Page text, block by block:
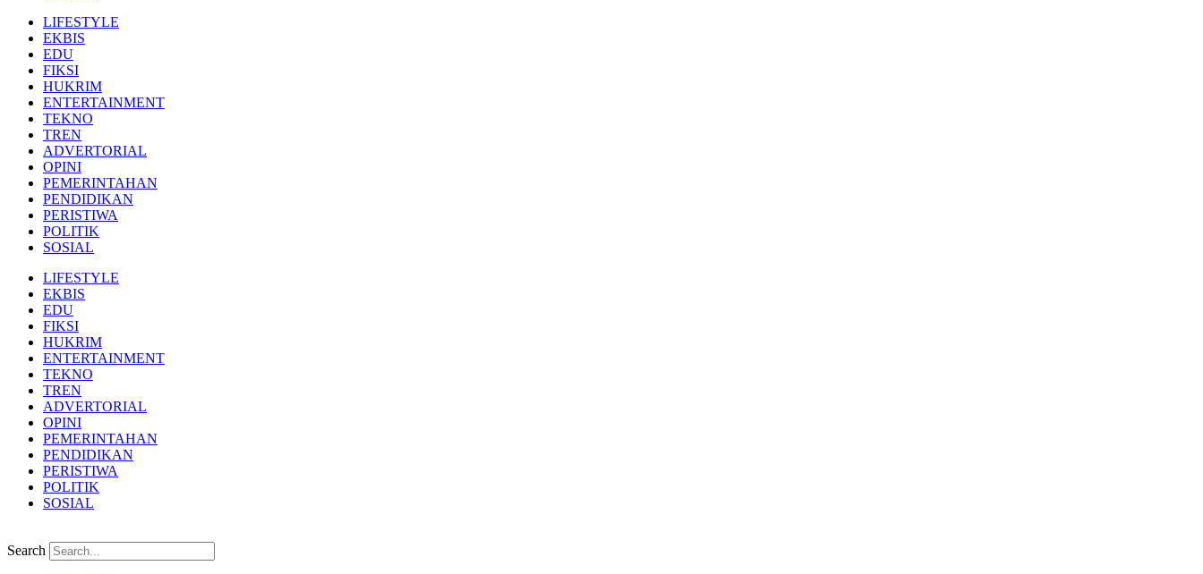
LIFESTYLE
EKBIS
EDU
FIKSI
HUKRIM
ENTERTAINMENT
TEKNO
TREN
ADVERTORIAL
OPINI
PEMERINTAHAN
PENDIDIKAN
PERISTIWA
POLITIK
SOSIAL
LIFESTYLE
EKBIS
EDU
FIKSI
HUKRIM
ENTERTAINMENT
TEKNO
TREN
ADVERTORIAL
OPINI
PEMERINTAHAN
PENDIDIKAN
PERISTIWA
POLITIK
SOSIAL
Search